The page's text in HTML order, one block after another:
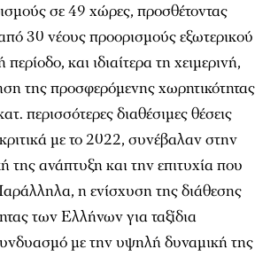
σε 49 χώρες, προσθέτοντας
30 νέους προορισμούς εξωτερικού
και ιδιαίτερα τη χειμερινή,
της προσφερόμενης χωρητικότητας
περισσότερες διαθέσιμες θέσεις
με το 2022, συνέβαλαν στην
της ανάπτυξη και την επιτυχία που
η ενίσχυση της διάθεσης
των Ελλήνων για ταξίδια
με την υψηλή δυναμική της